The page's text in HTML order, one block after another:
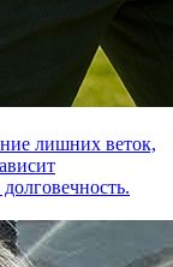
лишних веток,